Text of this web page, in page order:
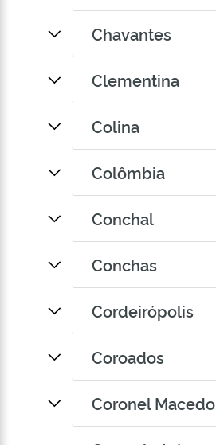
Chavantes
Clementina
Colina
Colômbia
Conchal
Conchas
Cordeirópolis
Coroados
Coronel Macedo